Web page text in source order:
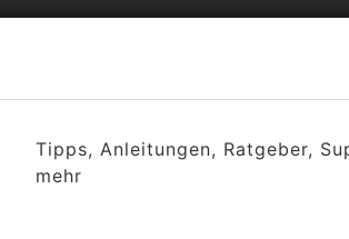
Tipps, Anleitungen, Ratgeber,
mehr